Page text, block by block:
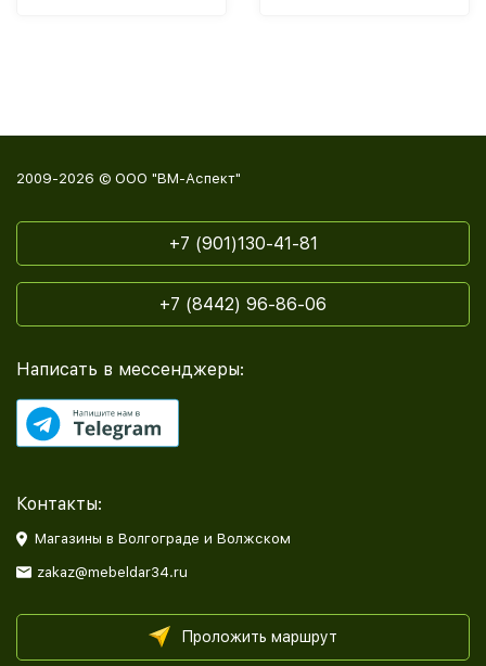
2009-2026 © ООО "ВМ-Аспект"
+7 (901)130-41-81
+7 (8442) 96-86-06
Написать в мессенджеры:
Контакты:
Магазины в Волгограде и Волжском
zakaz@mebeldar34.ru
Проложить маршрут